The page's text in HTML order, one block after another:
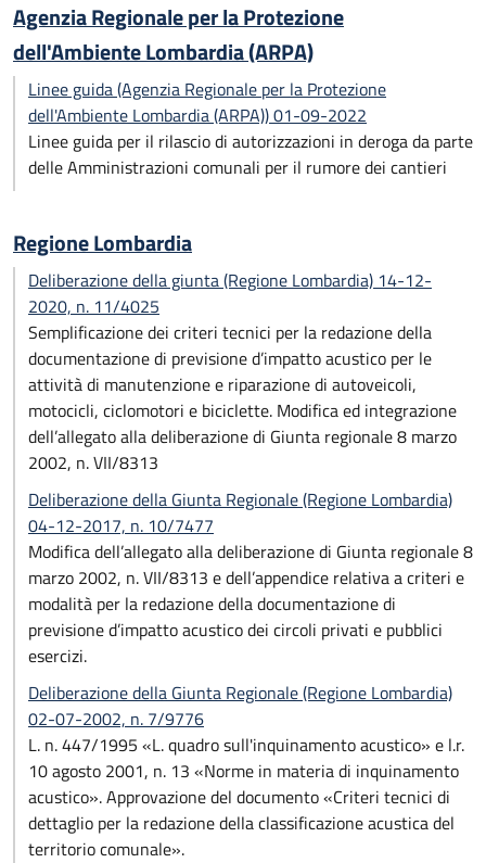
Agenzia Regionale per la Protezione
dell'Ambiente Lombardia (ARPA)
Linee guida (Agenzia Regionale per la Protezione
dell'Ambiente Lombardia (ARPA)) 01-09-2022
Linee guida per il rilascio di autorizzazioni in deroga da parte
delle Amministrazioni comunali per il rumore dei cantieri
Regione Lombardia
Deliberazione della giunta (Regione Lombardia) 14-12-
2020, n. 11/4025
Semplificazione dei criteri tecnici per la redazione della
documentazione di previsione d’impatto acustico per le
attività di manutenzione e riparazione di autoveicoli,
motocicli, ciclomotori e biciclette. Modifica ed integrazione
dell’allegato alla deliberazione di Giunta regionale 8 marzo
2002, n. VII/8313
Deliberazione della Giunta Regionale (Regione Lombardia)
04-12-2017, n. 10/7477
Modifica dell’allegato alla deliberazione di Giunta regionale 8
marzo 2002, n. VII/8313 e dell’appendice relativa a criteri e
modalità per la redazione della documentazione di
previsione d’impatto acustico dei circoli privati e pubblici
esercizi.
Deliberazione della Giunta Regionale (Regione Lombardia)
02-07-2002, n. 7/9776
L. n. 447/1995 «L. quadro sull'inquinamento acustico» e l.r.
10 agosto 2001, n. 13 «Norme in materia di inquinamento
acustico». Approvazione del documento «Criteri tecnici di
dettaglio per la redazione della classificazione acustica del
territorio comunale».